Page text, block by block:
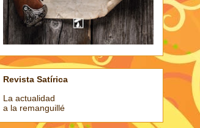
Revista Satírica
La actualidad
a la remanguillé